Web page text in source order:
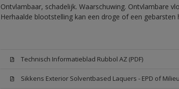
Ontvlambaar, schadelijk. Waarschuwing. Ontvlambare
Herhaalde blootstelling kan een droge of een gebarsten
Technisch Informatieblad Rubbol AZ (PDF)
Sikkens Exterior Solventbased Laquers - EPD of